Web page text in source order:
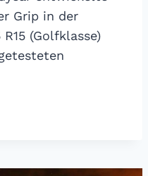
Grip in der
(Golfklasse)